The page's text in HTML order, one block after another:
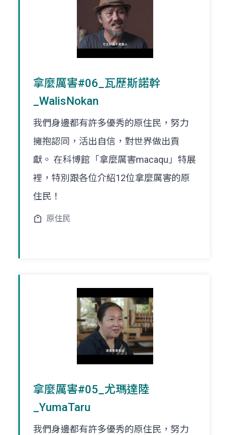
拿麼厲害#06_瓦歷斯諾幹
_WalisNokan
我們身邊都有許多優秀的原住民，努力
擁抱認同，活出自信，對世界做出貢
獻。 在科博館「拿麼厲害macaqu」特展
裡，特別跟各位介紹12位拿麼厲害的原
住民！
原住民
拿麼厲害#05_尤瑪達陸
_YumaTaru
我們身邊都有許多優秀的原住民，努力